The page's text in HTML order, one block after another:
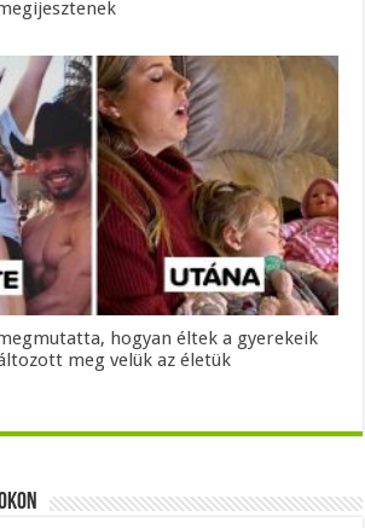
hogyan éltek a gyerekeik
meg velük az életük